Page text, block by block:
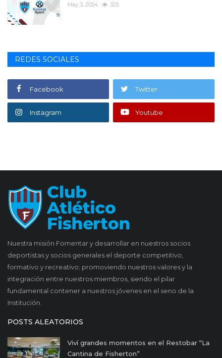
May 3, 2024 325
REDES SOCIALES
Facebook Twitter
Instagram Youtube
Nuestra misión Fomentar y desarrollar en nuestros socios
deportistas y socios generales el deporte competitivo,
formativo y recreativo; promoviendo nuestros valores y la
integración entre nuestros miembros, siendo el pilar
fundamental contener a nuestros jóvenes en el seno de la
Institución.
POSTS ALEATORIOS
Viví grandes momentos en el Restobar “La
Cantina de Fisherton”